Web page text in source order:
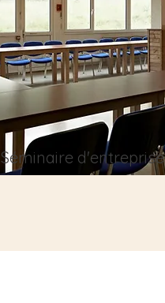
Séminaire d'entreprise